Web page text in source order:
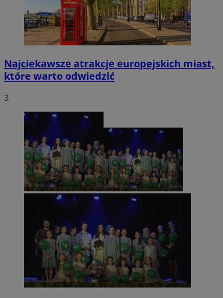
Najciekawsze atrakcje europejskich miast,
które warto odwiedzić
3